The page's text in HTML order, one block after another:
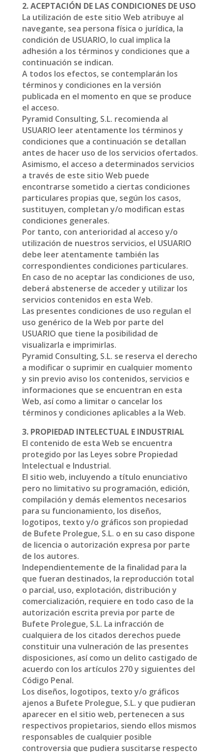
2. ACEPTACIÓN DE LAS CONDICIONES DE USO
La utilización de este sitio Web atribuye al
navegante, sea persona física o jurídica, la
condición de USUARIO, lo cual implica la
adhesión a los términos y condiciones que a
continuación se indican.
A todos los efectos, se contemplarán los
términos y condiciones en la versión
publicada en el momento en que se produce
el acceso.
Pyramid Consulting, S.L. recomienda al
USUARIO leer atentamente los términos y
condiciones que a continuación se detallan
antes de hacer uso de los servicios ofertados.
Asimismo, el acceso a determinados servicios
a través de este sitio Web puede
encontrarse sometido a ciertas condiciones
particulares propias que, según los casos,
sustituyen, completan y/o modifican estas
condiciones generales.
Por tanto, con anterioridad al acceso y/o
utilización de nuestros servicios, el USUARIO
debe leer atentamente también las
correspondientes condiciones particulares.
En caso de no aceptar las condiciones de uso,
deberá abstenerse de acceder y utilizar los
servicios contenidos en esta Web.
Las presentes condiciones de uso regulan el
uso genérico de la Web por parte del
USUARIO que tiene la posibilidad de
visualizarla e imprimirlas.
Pyramid Consulting, S.L. se reserva el derecho
a modificar o suprimir en cualquier momento
y sin previo aviso los contenidos, servicios e
informaciones que se encuentran en esta
Web, así como a limitar o cancelar los
términos y condiciones aplicables a la Web.
3. PROPIEDAD INTELECTUAL E INDUSTRIAL
El contenido de esta Web se encuentra
protegido por las Leyes sobre Propiedad
Intelectual e Industrial.
El sitio web, incluyendo a título enunciativo
pero no limitativo su programación, edición,
compilación y demás elementos necesarios
para su funcionamiento, los diseños,
logotipos, texto y/o gráficos son propiedad
de Bufete Prolegue, S.L. o en su caso dispone
de licencia o autorización expresa por parte
de los autores.
Independientemente de la finalidad para la
que fueran destinados, la reproducción total
o parcial, uso, explotación, distribución y
comercialización, requiere en todo caso de la
autorización escrita previa por parte de
Bufete Prolegue, S.L. La infracción de
cualquiera de los citados derechos puede
constituir una vulneración de las presentes
disposiciones, así como un delito castigado de
acuerdo con los artículos 270 y siguientes del
Código Penal.
Los diseños, logotipos, texto y/o gráficos
ajenos a Bufete Prolegue, S.L. y que pudieran
aparecer en el sitio web, pertenecen a sus
respectivos propietarios, siendo ellos mismos
responsables de cualquier posible
controversia que pudiera suscitarse respecto